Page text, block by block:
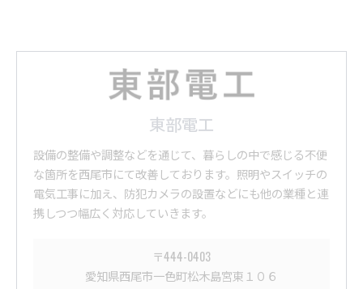
東部電工
設備の整備や調整などを通じて、暮らしの中で感じる不便
な箇所を西尾市にて改善しております。照明やスイッチの
電気工事に加え、防犯カメラの設置などにも他の業種と連
携しつつ幅広く対応していきます。
〒444-0403
愛知県西尾市一色町松木島宮東１０６